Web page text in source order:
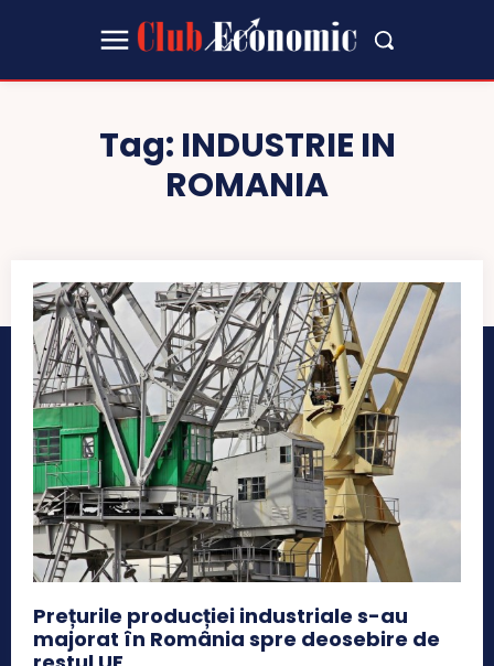
Tag: INDUSTRIE IN
ROMANIA
Prețurile producției industriale s-au
majorat în România spre deosebire de